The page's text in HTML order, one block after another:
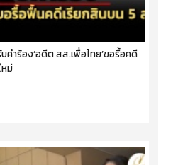
คำร้อง‘อดีต สส.เพื่อไทย’ขอรื้อคดี
ม่